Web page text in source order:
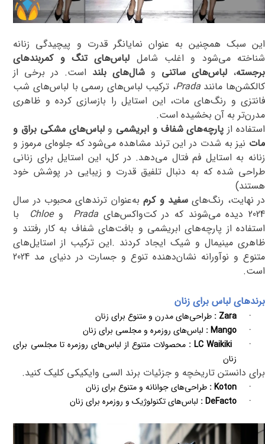
این سبک همچنین به عنوان نمایانگر قدرت و پیچیدگی زنانه
شناخته می‌شود و اغلب شامل لباس‌های تنگ و کمربندهای
برجسته، لباس‌های ساتنی و شال‌های بلند است. در برخی از
کالکشن‌ها مانندPrada، ترکیب لباس‌های رسمی با لباس‌های شب
فانتزی و رنگ‌های مات، این استایل را بازسازی کرده و ظاهری
مدرن‌تر به آن بخشیده است.
استفاده از پارچه‌های شفاف و ابریشمی ولباس‌های مشکی براق و
مات نیز به شدت در این ترند مشاهده می‌شود که جلوه‌ای مرموز و
زنانه به استایل فم فتال می‌دهد. در کل، این استایل برای زنانی
طراحی شده که به دنبال تلفیق قدرت و زیبایی در پوشش خود
هستند​(
در نهایت، رنگ‌هایسفید و کرمبه‌عنوان ترندهای محبوب در سال
2024 دیده می‌شوند که در کت‌واکس‌های
Prada وChloe
با
استفاده از پارچه‌های ابریشمی و بافت‌های شفاف به کار رفتند و
ظاهری مینیمال و شیک ایجاد کردند .این ترکیب از استایل‌های
متنوع و نوآورانه نشان‌دهنده تنوع و جسارت در دنیای مد 2024
است.
برندهای لباس برای زنان
·
Zara
: طراحی‌های مدرن و متنوع برای زنان
·
Mango
: لباس‌های روزمره و مجلسی برای زنان
·
LC Waikiki
: محصولات متنوع از لباس‌های روزمره تا مجلسی برای
زنان
برای دانستن تاریخچه و جزئیات برند السی وایکیکی کلیک کنید.
·
Koton
: طراحی‌های جوانانه و متنوع برای زنان
·
DeFacto
: لباس‌های تکنولوژیک و روزمره برای زنان